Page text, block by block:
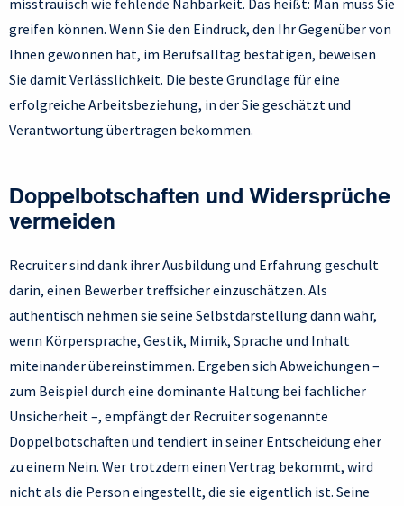
misstrauisch wie fehlende Nahbarkeit. Das heißt: Man muss Sie
greifen können. Wenn Sie den Eindruck, den Ihr Gegenüber von
Ihnen gewonnen hat, im Berufsalltag bestätigen, beweisen
Sie damit Verlässlichkeit. Die beste Grundlage für eine
erfolgreiche Arbeitsbeziehung, in der Sie geschätzt und
Verantwortung übertragen bekommen.
Doppelbotschaften und Widersprüche
vermeiden
Recruiter sind dank ihrer Ausbildung und Erfahrung geschult
darin, einen Bewerber treffsicher einzuschätzen. Als
authentisch nehmen sie seine Selbstdarstellung dann wahr,
wenn Körpersprache, Gestik, Mimik, Sprache und Inhalt
miteinander übereinstimmen. Ergeben sich Abweichungen –
zum Beispiel durch eine dominante Haltung bei fachlicher
Unsicherheit –, empfängt der Recruiter sogenannte
Doppelbotschaften und tendiert in seiner Entscheidung eher
zu einem Nein. Wer trotzdem einen Vertrag bekommt, wird
nicht als die Person eingestellt, die sie eigentlich ist. Seine